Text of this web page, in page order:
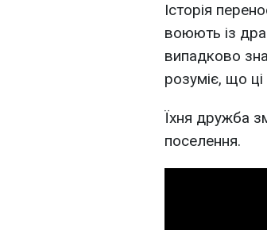
Історія
воюють із
випадково
розуміє, що ці
Їхня дружба
поселення.